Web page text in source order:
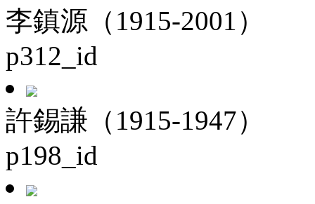
李鎮源（1915-2001）
p312_id
許錫謙（1915-1947）
p198_id